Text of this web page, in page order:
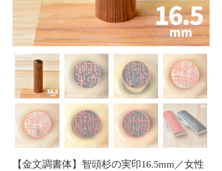
【金文調書体】智頭杉の実印16.5mm／女性